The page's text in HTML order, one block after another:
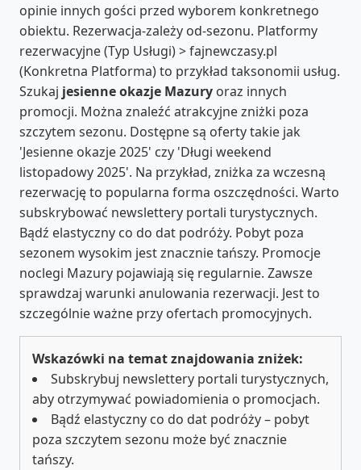
opinie innych gości przed wyborem konkretnego
obiektu. Rezerwacja-zależy od-sezonu. Platformy
rezerwacyjne (Typ Usługi) > fajnewczasy.pl
(Konkretna Platforma) to przykład taksonomii usług.
Szukaj jesienne okazje Mazury oraz innych
promocji. Można znaleźć atrakcyjne zniżki poza
szczytem sezonu. Dostępne są oferty takie jak
'Jesienne okazje 2025' czy 'Długi weekend
listopadowy 2025'. Na przykład, zniżka za wczesną
rezerwację to popularna forma oszczędności. Warto
subskrybować newslettery portali turystycznych.
Bądź elastyczny co do dat podróży. Pobyt poza
sezonem wysokim jest znacznie tańszy. Promocje
noclegi Mazury pojawiają się regularnie. Zawsze
sprawdzaj warunki anulowania rezerwacji. Jest to
szczególnie ważne przy ofertach promocyjnych.
Wskazówki na temat znajdowania zniżek:
Subskrybuj newslettery portali turystycznych,
aby otrzymywać powiadomienia o promocjach.
Bądź elastyczny co do dat podróży – pobyt
poza szczytem sezonu może być znacznie
tańszy.